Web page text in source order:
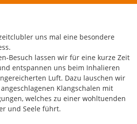
uns mal eine besondere
Besuch lassen wir für eine kurze Zeit
entspannen uns beim Inhalieren
Luft. Dazu lauschen wir
Klangschalen mit
welches zu einer wohltuenden
und Seele führt.